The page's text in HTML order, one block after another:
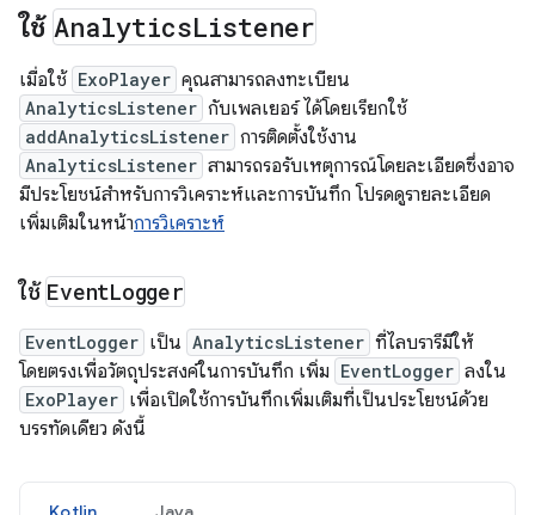
ใช้ AnalyticsListener
เมื่อใช้ ExoPlayer คุณสามารถลงทะเบียน
AnalyticsListener กับเพลเยอร์ ได้โดยเรียกใช้
addAnalyticsListener การติดตั้งใช้งาน
AnalyticsListener สามารถรอรับเหตุการณ์โดยละเอียดซึ่งอาจ
มีประโยชน์สำหรับการวิเคราะห์และการบันทึก โปรดดูรายละเอียด
เพิ่มเติมในหน้าการวิเคราะห์
ใช้ EventLogger
EventLogger เป็น AnalyticsListener ที่ไลบรารีมีให้
โดยตรงเพื่อวัตถุประสงค์ในการบันทึก เพิ่ม EventLogger ลงใน
ExoPlayer เพื่อเปิดใช้การบันทึกเพิ่มเติมที่เป็นประโยชน์ด้วย
บรรทัดเดียว ดังนี้